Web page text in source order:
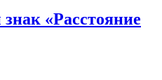
«Расстояние